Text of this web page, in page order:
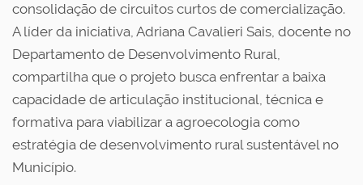
consolidação de circuitos curtos de comercialização.
A líder da iniciativa, Adriana Cavalieri Sais, docente no
Departamento de Desenvolvimento Rural,
compartilha que o projeto busca enfrentar a baixa
capacidade de articulação institucional, técnica e
formativa para viabilizar a agroecologia como
estratégia de desenvolvimento rural sustentável no
Município.